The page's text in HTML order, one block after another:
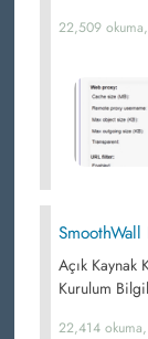
22,509
Açık Kaynak
Kurulum
22,414